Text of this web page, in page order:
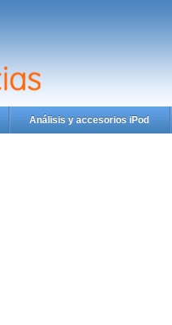
Análisis y accesorios iPod